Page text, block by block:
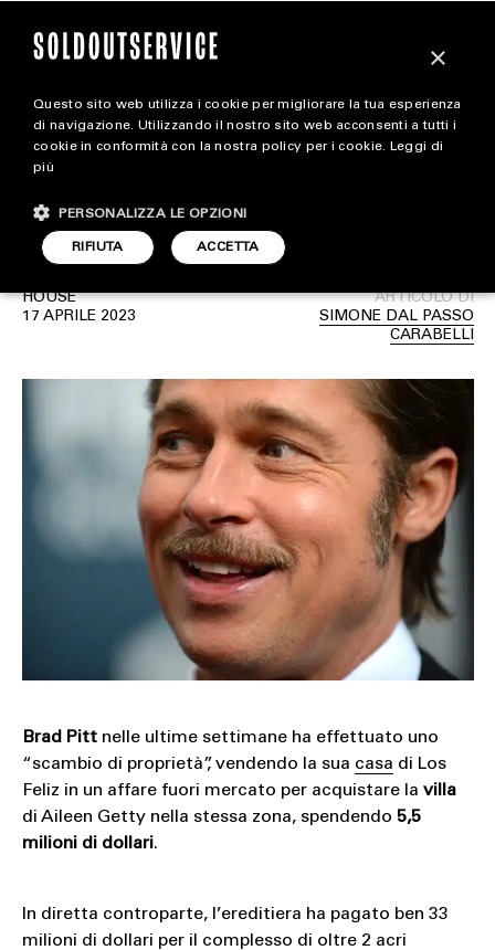
extra
ALL EXTRA
ART & DESIGN
CINEMA
HOUSE
LIFESTYLE
MOTORS
SOUND
SPORT
TECH
TRAVEL
Brad Pitt ha acquistato
una nuova villa a Los
Angeles
HOUSE
17 APRILE 2023
ARTICOLO DI
SIMONE DAL PASSO
CARABELLI
Brad Pittnelle ultime settimane ha effettuato uno
“scambio di proprietà”, vendendo la sua casa di Los
Feliz in un affare fuori mercato per acquistare la villa
di Aileen Getty nella stessa zona, spendendo 5,5
milioni di dollari.
In diretta controparte, l’ereditiera ha pagato ben 33
milioni di dollari per il complesso di oltre 2 acri
×
Questo sito web utilizza i cookie per migliorare la tua esperienza
di navigazione. Utilizzando il nostro sito web acconsenti a tutti i
cookie in conformità con la nostra policy per i cookie. Leggi di
più
ACCETTA
RIFIUTA
PERSONALIZZA LE OPZIONI